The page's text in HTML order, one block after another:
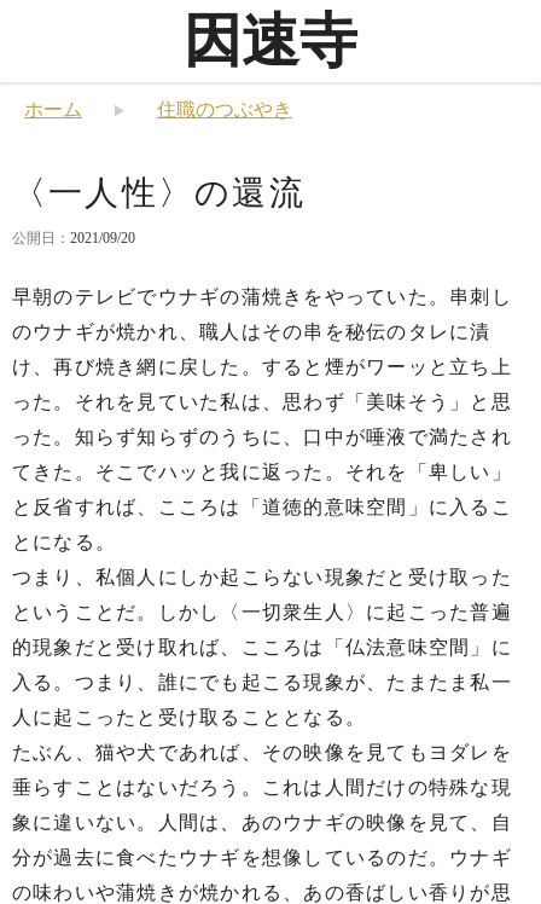
因速寺
ホーム 住職のつぶやき
〈一人性〉の還流
公開日： 2021/09/20
早朝のテレビでウナギの蒲焼きをやっていた。串刺し
のウナギが焼かれ、職人はその串を秘伝のタレに漬
け、再び焼き網に戻した。すると煙がワーッと立ち上
った。それを見ていた私は、思わず「美味そう」と思
った。知らず知らずのうちに、口中が唾液で満たされ
てきた。そこでハッと我に返った。それを「卑しい」
と反省すれば、こころは「道徳的意味空間」に入るこ
とになる。
つまり、私個人にしか起こらない現象だと受け取った
ということだ。しかし〈一切衆生人〉に起こった普遍
的現象だと受け取れば、こころは「仏法意味空間」に
入る。つまり、誰にでも起こる現象が、たまたま私一
人に起こったと受け取ることとなる。
たぶん、猫や犬であれば、その映像を見てもヨダレを
垂らすことはないだろう。これは人間だけの特殊な現
象に違いない。人間は、あのウナギの映像を見て、自
分が過去に食べたウナギを想像しているのだ。ウナギ
の味わいや蒲焼きが焼かれる、あの香ばしい香りが思